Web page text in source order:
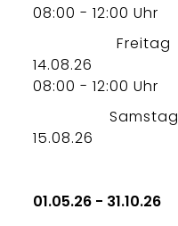
08:00 - 12:00 Uhr
Freitag
14.08.26
08:00 - 12:00 Uhr
Samstag
15.08.26
01.05.26 - 31.10.26